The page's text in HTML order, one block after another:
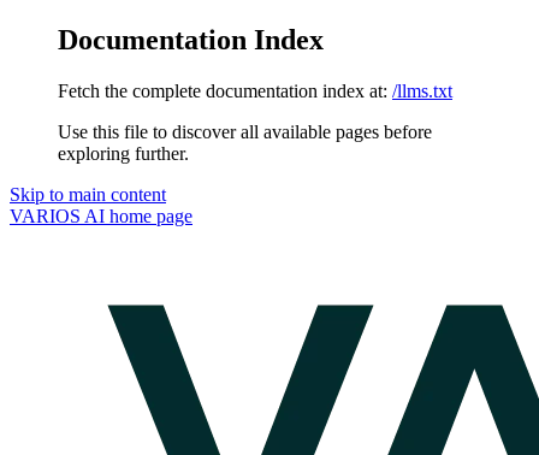
Documentation Index
Fetch the complete documentation index at: /llms.txt
Use this file to discover all available pages before
exploring further.
Skip to main content
VARIOS AI home page